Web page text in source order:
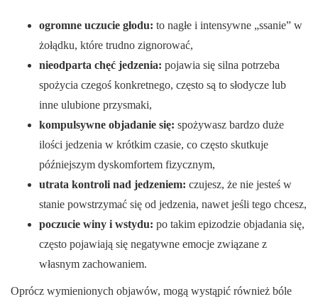
ogromne uczucie głodu: to nagłe i intensywne „ssanie” w
żołądku, które trudno zignorować,
nieodparta chęć jedzenia: pojawia się silna potrzeba
spożycia czegoś konkretnego, często są to słodycze lub
inne ulubione przysmaki,
kompulsywne objadanie się: spożywasz bardzo duże
ilości jedzenia w krótkim czasie, co często skutkuje
późniejszym dyskomfortem fizycznym,
utrata kontroli nad jedzeniem: czujesz, że nie jesteś w
stanie powstrzymać się od jedzenia, nawet jeśli tego chcesz,
poczucie winy i wstydu: po takim epizodzie objadania się,
często pojawiają się negatywne emocje związane z
własnym zachowaniem.
Oprócz wymienionych objawów, mogą wystąpić również bóle